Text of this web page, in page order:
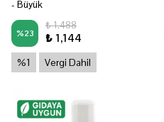
- Büyük
%23
₺ 1,488
₺ 1,144
%1 Vergi Dahil